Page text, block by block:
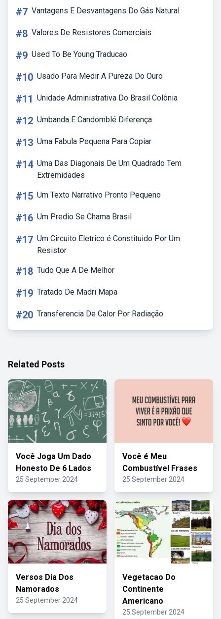
#7 Vantagens E Desvantagens Do Gás Natural
#8 Valores De Resistores Comerciais
#9 Used To Be Young Traducao
#10 Usado Para Medir A Pureza Do Ouro
#11 Unidade Administrativa Do Brasil Colônia
#12 Umbanda E Candomblé Diferença
#13 Uma Fabula Pequena Para Copiar
#14 Uma Das Diagonais De Um Quadrado Tem
Extremidades
#15 Um Texto Narrativo Pronto Pequeno
#16 Um Predio Se Chama Brasil
#17 Um Circuito Eletrico é Constituido Por Um
Resistor
#18 Tudo Que A De Melhor
#19 Tratado De Madri Mapa
#20 Transferencia De Calor Por Radiação
Related Posts
Você Joga Um Dado
Honesto De 6 Lados
25 September 2024
Você é Meu
Combustível Frases
25 September 2024
Versos Dia Dos
Namorados
25 September 2024
Vegetacao Do
Continente
Americano
25 September 2024